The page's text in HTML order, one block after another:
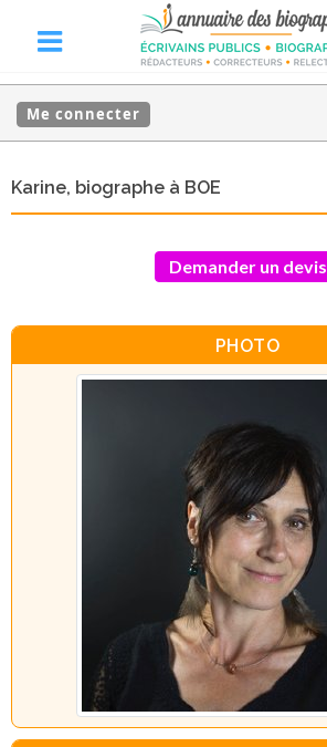
Me connecter
Karine, biographe à BOE
Demander un devis
PHOTO